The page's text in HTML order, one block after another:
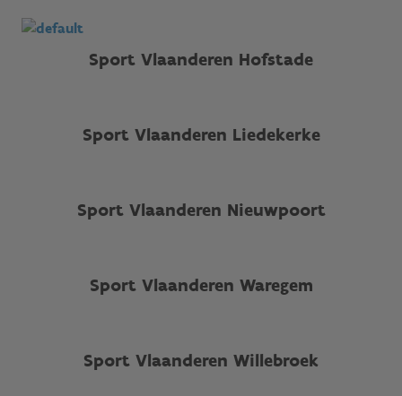
Sport Vlaanderen Hofstade
Sport Vlaanderen Liedekerke
Sport Vlaanderen Nieuwpoort
Sport Vlaanderen Waregem
Sport Vlaanderen Willebroek